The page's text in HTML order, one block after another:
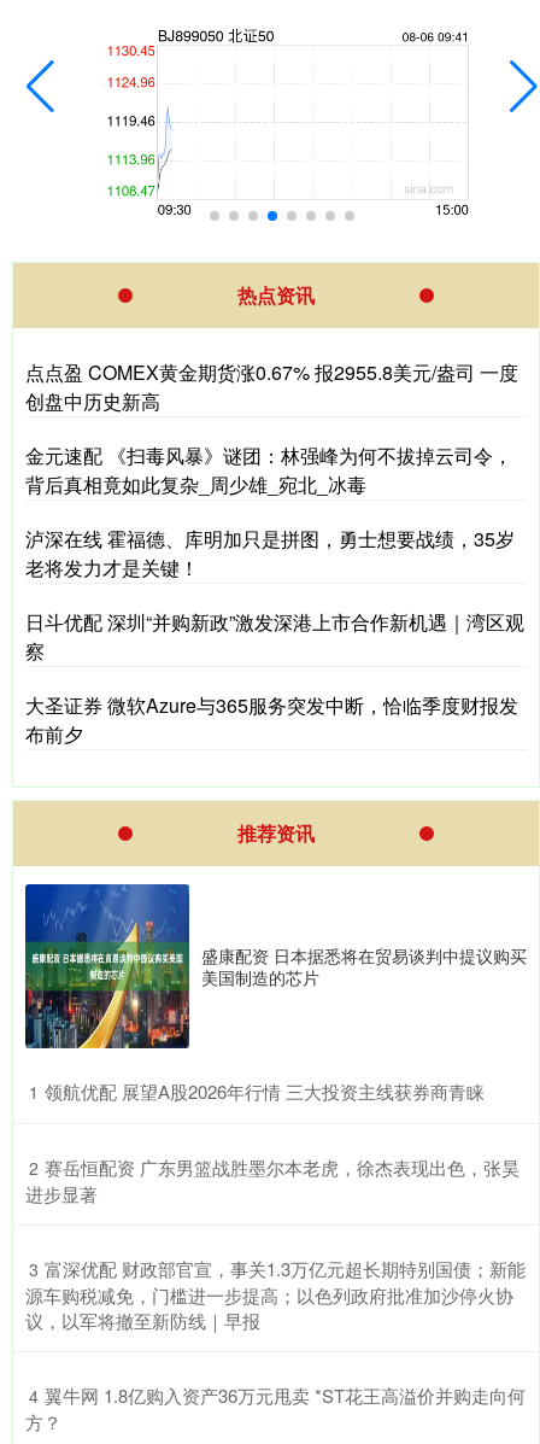
热点资讯
点点盈 COMEX黄金期货涨0.67% 报2955.8美元/盎司 一度
创盘中历史新高
金元速配 《扫毒风暴》谜团：林强峰为何不拔掉云司令，
背后真相竟如此复杂_周少雄_宛北_冰毒
泸深在线 霍福德、库明加只是拼图，勇士想要战绩，35岁
老将发力才是关键！
日斗优配 深圳“并购新政”激发深港上市合作新机遇｜湾区观
察
大圣证券 微软Azure与365服务突发中断，恰临季度财报发
布前夕
推荐资讯
盛康配资 日本据悉将在贸易谈判中提议购买
美国制造的芯片
1 ​领航优配 展望A股2026年行情 三大投资主线获券商青睐
2 ​赛岳恒配资 广东男篮战胜墨尔本老虎，徐杰表现出色，张昊
进步显著
3 ​富深优配 财政部官宣，事关1.3万亿元超长期特别国债；新能
源车购税减免，门槛进一步提高；以色列政府批准加沙停火协
议，以军将撤至新防线｜早报
4 ​翼牛网 1.8亿购入资产36万元甩卖 *ST花王高溢价并购走向何
方？